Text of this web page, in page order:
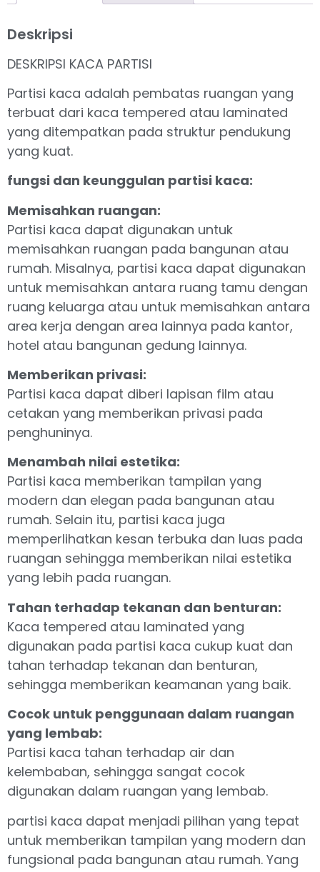
Deskripsi
DESKRIPSI KACA PARTISI
Partisi kaca adalah pembatas ruangan yang
terbuat dari kaca tempered atau laminated
yang ditempatkan pada struktur pendukung
yang kuat.
fungsi dan keunggulan partisi kaca:
Memisahkan ruangan:
Partisi kaca dapat digunakan untuk
memisahkan ruangan pada bangunan atau
rumah. Misalnya, partisi kaca dapat digunakan
untuk memisahkan antara ruang tamu dengan
ruang keluarga atau untuk memisahkan antara
area kerja dengan area lainnya pada kantor,
hotel atau bangunan gedung lainnya.
Memberikan privasi:
Partisi kaca dapat diberi lapisan film atau
cetakan yang memberikan privasi pada
penghuninya.
Menambah nilai estetika:
Partisi kaca memberikan tampilan yang
modern dan elegan pada bangunan atau
rumah. Selain itu, partisi kaca juga
memperlihatkan kesan terbuka dan luas pada
ruangan sehingga memberikan nilai estetika
yang lebih pada ruangan.
Tahan terhadap tekanan dan benturan:
Kaca tempered atau laminated yang
digunakan pada partisi kaca cukup kuat dan
tahan terhadap tekanan dan benturan,
sehingga memberikan keamanan yang baik.
Cocok untuk penggunaan dalam ruangan
yang lembab:
Partisi kaca tahan terhadap air dan
kelembaban, sehingga sangat cocok
digunakan dalam ruangan yang lembab.
partisi kaca dapat menjadi pilihan yang tepat
untuk memberikan tampilan yang modern dan
fungsional pada bangunan atau rumah. Yang